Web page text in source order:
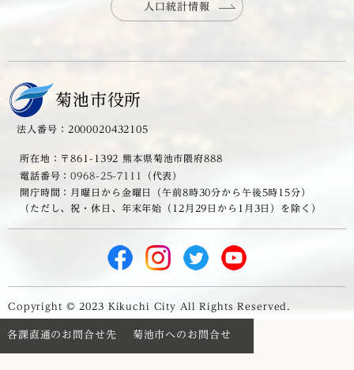
人口統計情報
菊池市役所
法人番号：2000020432105
所在地：〒861-1392 熊本県菊池市隈府888
電話番号：0968-25-7111
（代表）
開庁時間：月曜日から金曜日（午前8時30分から午後5時15分）
（ただし、祝・休日、年末年始（12月29日から1月3日）を除く）
Copyright © 2023 Kikuchi City All Rights Reserved.
各課直通のお問合せ先 菊池市へのお問合せ